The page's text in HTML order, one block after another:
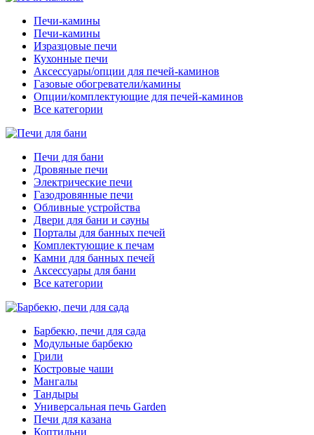
Печи-камины
Печи-камины
Изразцовые печи
Кухонные печи
Аксессуары/опции для печей-каминов
Газовые обогреватели/камины
Опции/комплектующие для печей-каминов
Все категории
Печи для бани
Дровяные печи
Электрические печи
Газодровянные печи
Обливные устройства
Двери для бани и сауны
Порталы для банных печей
Комплектующие к печам
Камни для банных печей
Аксессуары для бани
Все категории
Барбекю, печи для сада
Модульные барбекю
Грили
Костровые чаши
Мангалы
Тандыры
Универсальная печь Garden
Печи для казана
Коптильни